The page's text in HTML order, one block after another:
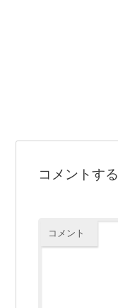
コメントする
コメント